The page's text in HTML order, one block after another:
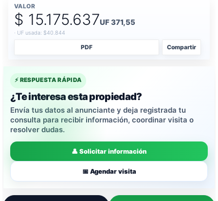
VALOR
$ 15.175.637UF 371,55
· UF usada: $40.844
PDF Compartir
⚡ RESPUESTA RÁPIDA
¿Te interesa esta propiedad?
Envía tus datos al anunciante y deja registrada tu
consulta para recibir información, coordinar visita o
resolver dudas.
👤 Solicitar información
📅 Agendar visita